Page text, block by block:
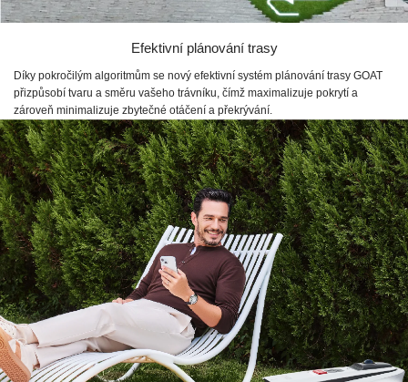
Efektivní plánování trasy
Díky pokročilým algoritmům se nový efektivní systém plánování trasy GOAT
přizpůsobí tvaru a směru vašeho trávníku, čímž maximalizuje pokrytí a
zároveň minimalizuje zbytečné otáčení a překrývání.